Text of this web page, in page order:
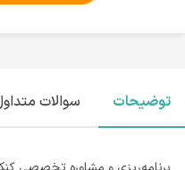
توضیحات سوالات